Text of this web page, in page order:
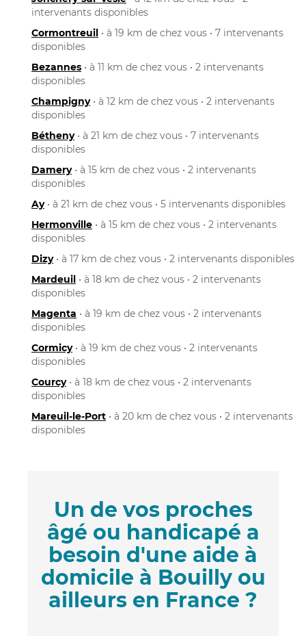
intervenants disponibles
Cormontreuil • à 19 km de chez vous • 7 intervenants
disponibles
Bezannes • à 11 km de chez vous • 2 intervenants
disponibles
Champigny• à 12 km de chez vous • 2 intervenants
disponibles
Bétheny• à 21 km de chez vous • 7 intervenants
disponibles
Damery• à 15 km de chez vous • 2 intervenants
disponibles
Ay• à 21 km de chez vous • 5 intervenants disponibles
Hermonville • à 15 km de chez vous • 2 intervenants
disponibles
Dizy• à 17 km de chez vous • 2 intervenants disponibles
Mardeuil • à 18 km de chez vous • 2 intervenants
disponibles
Magenta • à 19 km de chez vous • 2 intervenants
disponibles
Cormicy• à 19 km de chez vous • 2 intervenants
disponibles
Courcy• à 18 km de chez vous • 2 intervenants
disponibles
Mareuil-le-Port • à 20 km de chez vous • 2 intervenants
disponibles
Un de vos proches
âgé ou handicapé a
besoin d'une aide à
domicile à Bouilly ou
ailleurs en France ?